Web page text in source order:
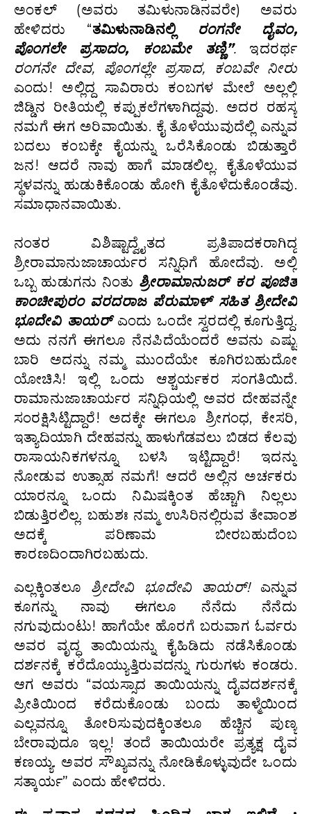
ಅಂಕಲ್‌ (ಅವರು ತಮಿಳುನಾಡಿನವರೇ) ಅವರು
ಹೇಳಿದರು “ತಮಿಳುನಾಡಿನಲ್ಲಿ ರಂಗನೇ ದೈವಂ,
ಪೊಂಗಲೇ ಪ್ರಸಾದಂ, ಕಂಬಮೇ ತಣ್ಣಿ”. ಇದರರ್ಥ
ರಂಗನೇ ದೇವ, ಪೊಂಗಲ್ಲೇ ಪ್ರಸಾದ, ಕಂಬವೇ ನೀರು
ಎಂದು! ಅಲ್ಲಿದ್ದ ಸಾವಿರಾರು ಕಂಬಗಳ ಮೇಲೆ ಅಲ್ಲಲ್ಲಿ
ಜಿಡ್ಡಿನ ರೀತಿಯಲ್ಲಿ ಕಪ್ಪುಕಲೆಗಳಾಗಿದ್ದವು. ಅದರ ರಹಸ್ಯ
ನಮಗೆ ಈಗ ಅರಿವಾಯಿತು. ಕೈ ತೊಳೆಯುವುದೆಲ್ಲಿ ಎನ್ನುವ
ಬದಲು ಕಂಬಕ್ಕೇ ಕೈಯನ್ನು ಒರೆಸಿಕೊಂಡು ಬಿಡುತ್ತಾರೆ
ಜನ! ಆದರೆ ನಾವು ಹಾಗೆ ಮಾಡಲಿಲ್ಲ. ಕೈತೊಳೆಯುವ
ಸ್ಥಳವನ್ನು ಹುಡುಕಿಕೊಂಡು ಹೋಗಿ ಕೈತೊಳೆದುಕೊಂಡೆವು.
ಸಮಾಧಾನವಾಯಿತು.
ನಂತರ ವಿಶಿಷ್ಟಾದ್ವೈತದ ಪ್ರತಿಪಾದಕರಾಗಿದ್ದ
ಶ್ರೀರಾಮಾನುಜಾಚಾರ್ಯರ ಸನ್ನಿಧಿಗೆ ಹೋದೆವು. ಅಲ್ಲಿ
ಒಬ್ಬ ಹುಡುಗನು ನಿಂತು ಶ್ರೀರಾಮಾನುಜರ್‌ ಕರ ಪೂಜಿತ
ಕಾಂಚೀಪುರಂ ವರದರಾಜ ಪೆರುಮಾಳ್‌ ಸಹಿತ ಶ್ರೀದೇವಿ
ಭೂದೇವಿ ತಾಯರ್‌ ಎಂದು ಒಂದೇ ಸ್ವರದಲ್ಲಿ ಕೂಗುತ್ತಿದ್ದ.
ಅದು ನನಗೆ ಈಗಲೂ ನೆನಪಿದೆಯೆಂದರೆ ಅವನು ಎಷ್ಟು
ಬಾರಿ ಅದನ್ನು ನಮ್ಮ ಮುಂದೆಯೇ ಕೂಗಿರಬಹುದೋ
ಯೋಚಿಸಿ! ಇಲ್ಲಿ ಒಂದು ಆಶ್ಚರ್ಯಕರ ಸಂಗತಿಯಿದೆ.
ರಾಮಾನುಜಾಚಾರ್ಯರ ಸನ್ನಿಧಿಯಲ್ಲಿ ಅವರ ದೇಹವನ್ನೇ
ಸಂರಕ್ಷಿಸಿಟ್ಟಿದ್ದಾರೆ! ಅದಕ್ಕೇ ಈಗಲೂ ಶ್ರೀಗಂಧ, ಕೇಸರಿ,
ಇತ್ಯಾದಿಯಾಗಿ ದೇಹವನ್ನು ಹಾಳುಗೆಡವಲು ಬಿಡದ ಕೆಲವು
ರಾಸಾಯನಿಕಗಳನ್ನೂ ಬಳಸಿ ಇಟ್ಟಿದ್ದಾರೆ! ಇದನ್ನು
ನೋಡುವ ಉತ್ಸಾಹ ನಮಗೆ! ಆದರೆ ಅಲ್ಲಿನ ಅರ್ಚಕರು
ಯಾರನ್ನೂ ಒಂದು ನಿಮಿಷಕ್ಕಿಂತ ಹೆಚ್ಚಾಗಿ ನಿಲ್ಲಲು
ಬಿಡುತ್ತಿರಲಿಲ್ಲ. ಬಹುಶಃ ನಮ್ಮ ಉಸಿರಿನಲ್ಲಿರುವ ತೇವಾಂಶ
ಅದಕ್ಕೆ ಪರಿಣಾಮ ಬೀರಬಹುದೆಂಬ
ಕಾರಣದಿಂದಾಗಿರಬಹುದು.
ಎಲ್ಲಕ್ಕಿಂತಲೂ ಶ್ರೀದೇವಿ ಭೂದೇವಿ ತಾಯರ್! ಎನ್ನುವ
ಕೂಗನ್ನು ನಾವು ಈಗಲೂ ನೆನೆದು ನೆನೆದು
ನಗುವುದುಂಟು! ಹಾಗೆಯೇ ಹೊರಗೆ ಬರುವಾಗ ಓರ್ವರು
ಅವರ ವೃದ್ಧ ತಾಯಿಯನ್ನು ಕೈಹಿಡಿದು ನಡೆಸಿಕೊಂಡು
ದರ್ಶನಕ್ಕೆ ಕರೆದೊಯ್ಯುತ್ತಿರುವದನ್ನು ಗುರುಗಳು ಕಂಡರು.
ಆಗ ಅವರು “ವಯಸ್ಸಾದ ತಾಯಿಯನ್ನು ದೈವದರ್ಶನಕ್ಕೆ
ಪ್ರೀತಿಯಿಂದ ಕರೆದುಕೊಂಡು ಬಂದು ತಾಳ್ಮೆಯಿಂದ
ಎಲ್ಲವನ್ನೂ ತೋರಿಸುವುದಕ್ಕಿಂತಲೂ ಹೆಚ್ಚಿನ ಪುಣ್ಯ
ಬೇರಾವುದೂ ಇಲ್ಲ! ತಂದೆ ತಾಯಿಯರೇ ಪ್ರತ್ಯಕ್ಷ ದೈವ
ಕಣಯ್ಯ. ಅವರ ಸೌಖ್ಯವನ್ನು ನೋಡಿಕೊಳ್ಳುವುದೇ ಒಂದು
ಸತ್ಕಾರ್ಯ” ಎಂದು ಹೇಳಿದರು.